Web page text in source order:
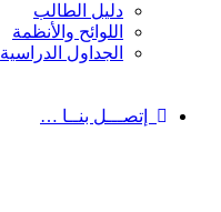
دليل الطالب
اللوائح والأنظمة
الجداول الدراسية
إتصـــل بنــا …